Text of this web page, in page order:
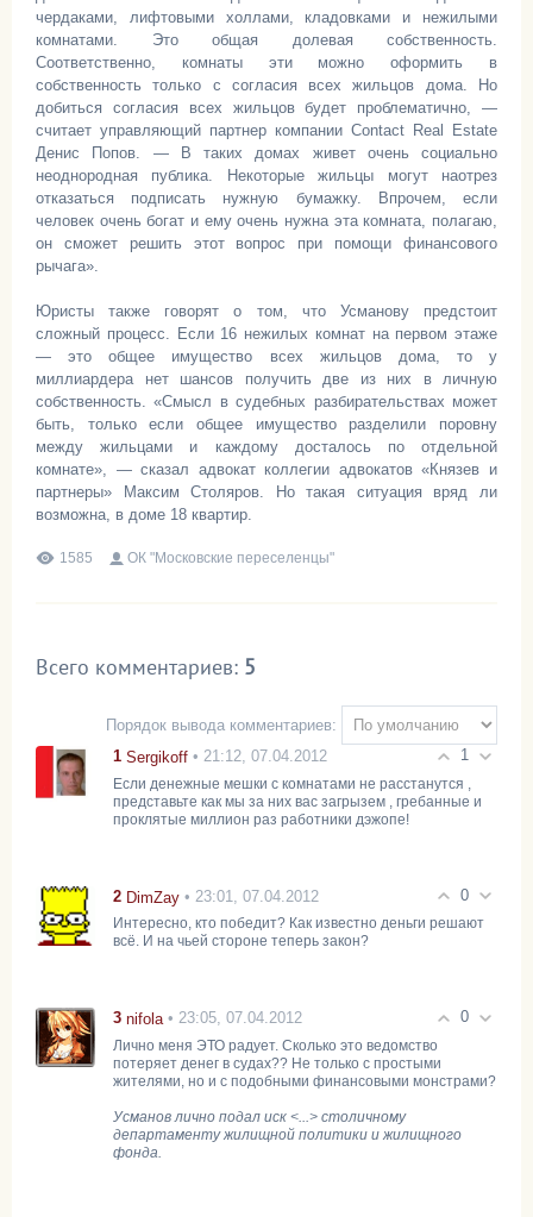
чердаками, лифтовыми холлами, кладовками и нежилыми
комнатами. Это общая долевая собственность.
Соответственно, комнаты эти можно оформить в
собственность только с согласия всех жильцов дома. Но
добиться согласия всех жильцов будет проблематично, —
считает управляющий партнер компании Contact Real Estate
Денис Попов. — В таких домах живет очень социально
неоднородная публика. Некоторые жильцы могут наотрез
отказаться подписать нужную бумажку. Впрочем, если
человек очень богат и ему очень нужна эта комната, полагаю,
он сможет решить этот вопрос при помощи финансового
рычага».
Юристы также говорят о том, что Усманову предстоит
сложный процесс. Если 16 нежилых комнат на первом этаже
— это общее имущество всех жильцов дома, то у
миллиардера нет шансов получить две из них в личную
собственность. «Смысл в судебных разбирательствах может
быть, только если общее имущество разделили поровну
между жильцами и каждому досталось по отдельной
комнате», — сказал адвокат коллегии адвокатов «Князев и
партнеры» Максим Столяров. Но такая ситуация вряд ли
возможна, в доме 18 квартир.
1585 ОК "Московские переселенцы"
Всего комментариев: 5
Порядок вывода комментариев:
1
1 Sergikoff • 21:12, 07.04.2012
Если денежные мешки с комнатами не расстанутся ,
представьте как мы за них вас загрызем , гребанные и
проклятые миллион раз работники дэжопе!
0
2 DimZay • 23:01, 07.04.2012
Интересно, кто победит? Как известно деньги решают
всё. И на чьей стороне теперь закон?
0
3 nifola • 23:05, 07.04.2012
Лично меня ЭТО радует. Сколько это ведомство
потеряет денег в судах?? Не только с простыми
жителями, но и с подобными финансовыми монстрами?
Усманов лично подал иск <...> столичному
департаменту жилищной политики и жилищного
фонда.